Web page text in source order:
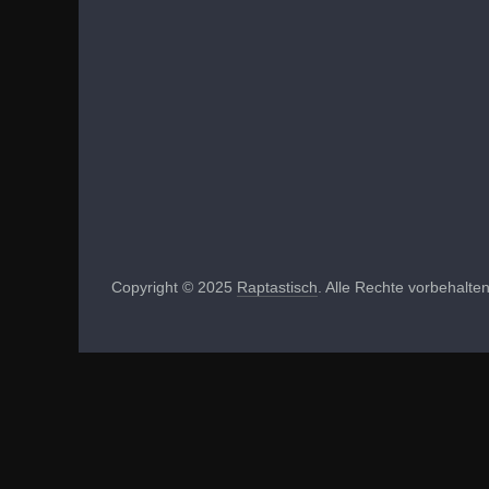
Copyright © 2025 Raptastisch . Alle Rechte